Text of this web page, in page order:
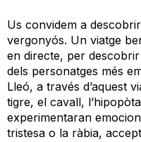
Us convidem a
vergonyós. Un viatge
en directe, per
dels personatges més
Lleó, a través d’aquest
tigre, el cavall,
experimentaran
tristesa o la ràbia,